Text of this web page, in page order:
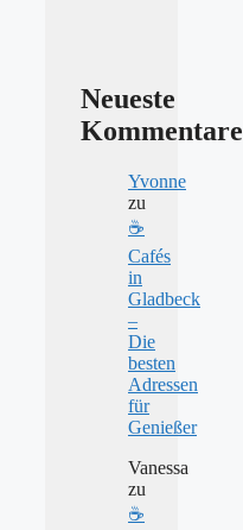
Neueste
Kommentare
Yvonne
zu
☕
Cafés
in
Gladbeck
–
Die
besten
Adressen
für
Genießer
Vanessa
zu
☕